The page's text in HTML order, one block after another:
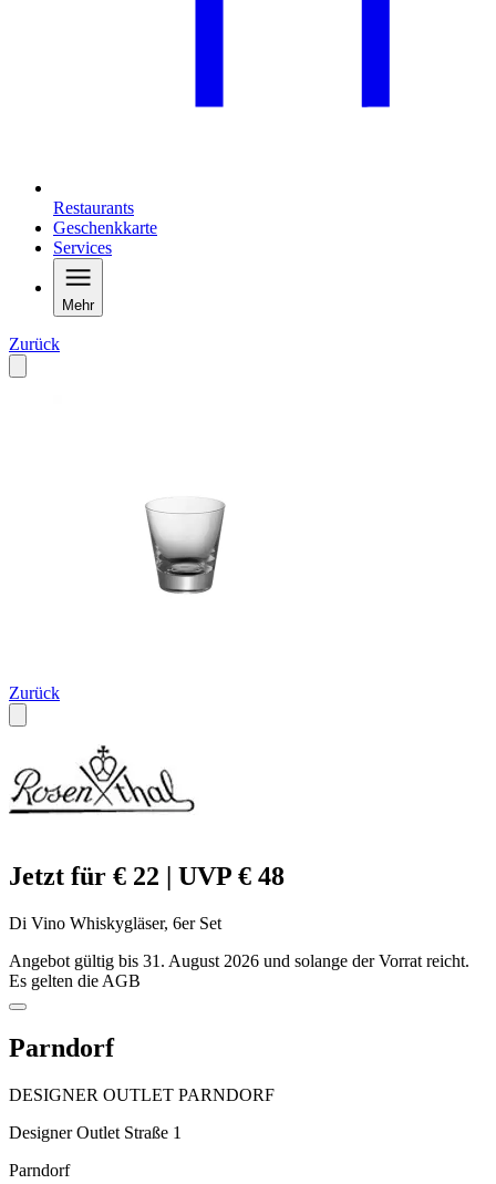
Restaurants
Geschenkkarte
Services
Mehr
Zurück
Zurück
Jetzt für € 22 | UVP € 48
Di Vino Whiskygläser, 6er Set
Angebot gültig bis 31. August 2026 und solange der Vorrat reicht.
Es gelten die AGB
Parndorf
DESIGNER OUTLET PARNDORF
Designer Outlet Straße 1
Parndorf